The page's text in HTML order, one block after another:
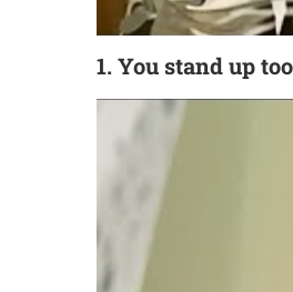
1. You stand up